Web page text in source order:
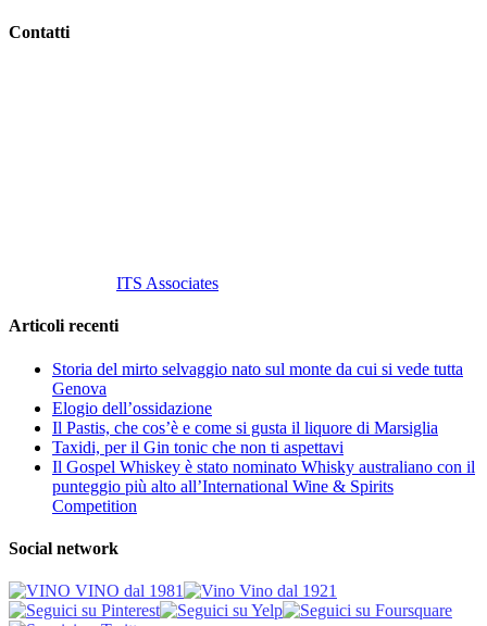
Contatti
ITS Associates
Articoli recenti
Storia del mirto selvaggio nato sul monte da cui si vede tutta
Genova
Elogio dell’ossidazione
Il Pastis, che cos’è e come si gusta il liquore di Marsiglia
Taxidi, per il Gin tonic che non ti aspettavi
Il Gospel Whiskey è stato nominato Whisky australiano con il
punteggio più alto all’International Wine & Spirits
Competition
Social network